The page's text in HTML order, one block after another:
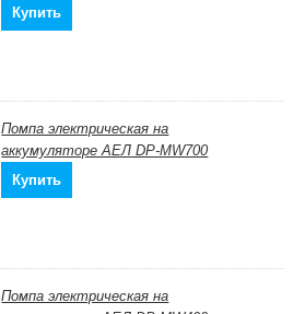
Купить
Помпа электрическая на
аккумуляторе АЕЛ DP-MW700
Купить
Помпа электрическая на